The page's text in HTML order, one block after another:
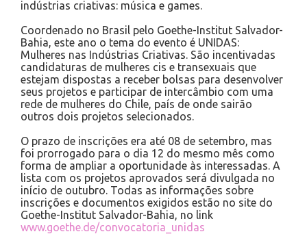
indústrias criativas: música e games.
Coordenado no Brasil pelo Goethe-Institut Salvador-
Bahia, este ano o tema do evento é UNIDAS:
Mulheres nas Indústrias Criativas. São incentivadas
candidaturas de mulheres cis e transexuais que
estejam dispostas a receber bolsas para desenvolver
seus projetos e participar de intercâmbio com uma
rede de mulheres do Chile, país de onde sairão
outros dois projetos selecionados.
O prazo de inscrições era até 08 de setembro, mas
foi prorrogado para o dia 12 do mesmo mês como
forma de ampliar a oportunidade às interessadas. A
lista com os projetos aprovados será divulgada no
início de outubro. Todas as informações sobre
inscrições e documentos exigidos estão no site do
Goethe-Institut Salvador-Bahia, no link
www.goethe.de/convocatoria_unidas